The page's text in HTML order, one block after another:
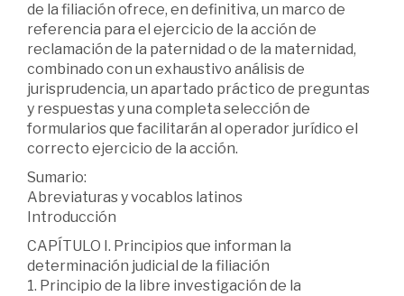
de la filiación ofrece, en definitiva, un marco de
referencia para el ejercicio de la acción de
reclamación de la paternidad o de la maternidad,
combinado con un exhaustivo análisis de
jurisprudencia, un apartado práctico de preguntas
y respuestas y una completa selección de
formularios que facilitarán al operador jurídico el
correcto ejercicio de la acción.
Sumario:
Abreviaturas y vocablos latinos
Introducción
CAPÍTULO I. Principios que informan la
determinación judicial de la filiación
1. Principio de la libre investigación de la